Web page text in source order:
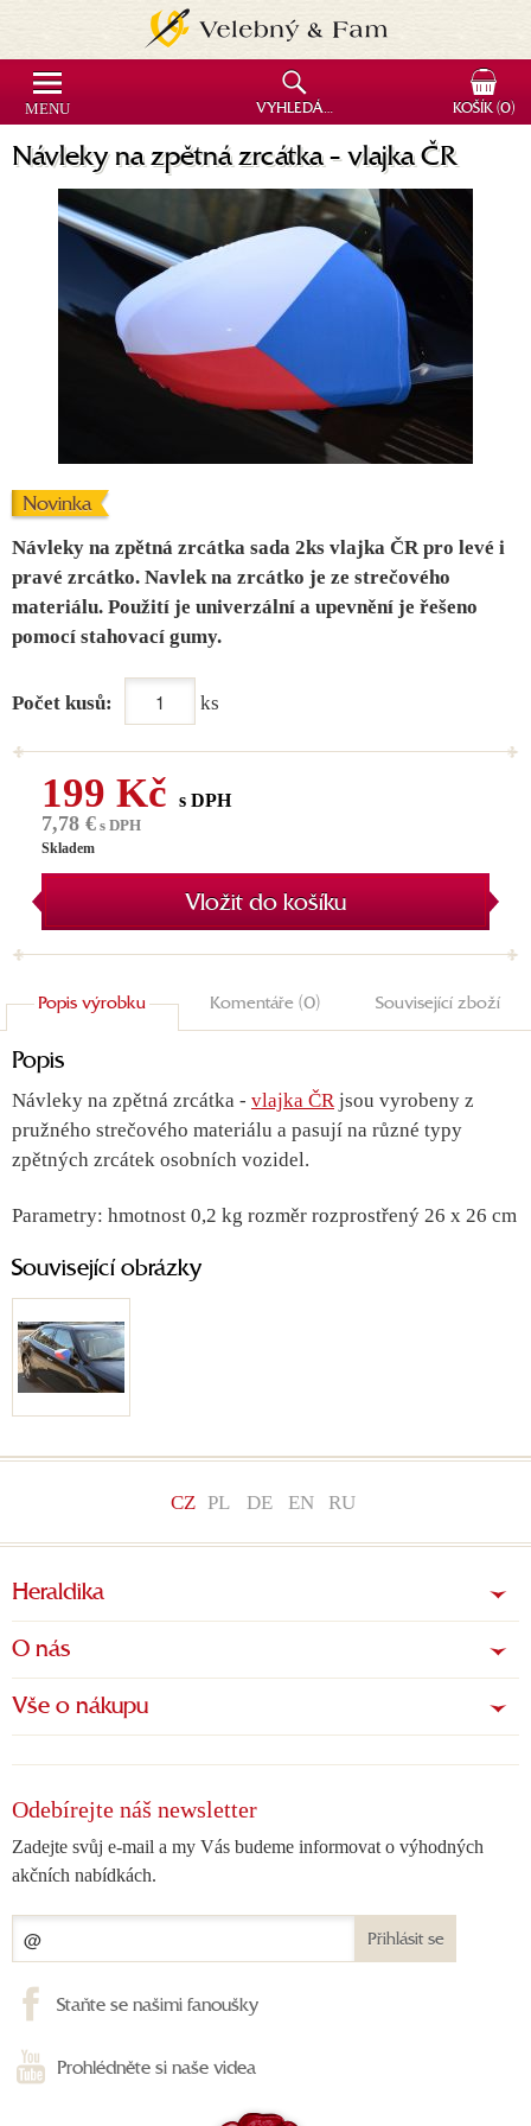
Návleky na zpětná zrcátka - vlajka ČR
Novinka
Návleky na zpětná zrcátka sada 2ks vlajka ČR pro levé i
pravé zrcátko. Navlek na zrcátko je ze strečového
materiálu. Použití je univerzální a upevnění je řešeno
pomocí stahovací gumy.
Počet kusů: ks
199 Kč s DPH
7,78 € s DPH
Skladem
Vložit do košíku
Popis výrobku Komentáře (0) Související zboží
Popis
Návleky na zpětná zrcátka - vlajka ČRjsou vyrobeny z
pružného strečového materiálu a pasují na různé typy
zpětných zrcátek osobních vozidel.
Parametry: hmotnost 0,2 kg rozměr rozprostřený 26 x 26 cm
Související obrázky
CZ PL DE EN RU
Heraldika
O nás
Vše o nákupu
Odebírejte náš newsletter
Zadejte svůj e-mail a my Vás budeme informovat o výhodných
akčních nabídkách.
Přihlásit se
Staňte se našimi fanoušky
Prohlédněte si naše videa
MENU VYHLEDÁVÁNÍ KOŠÍK(0)